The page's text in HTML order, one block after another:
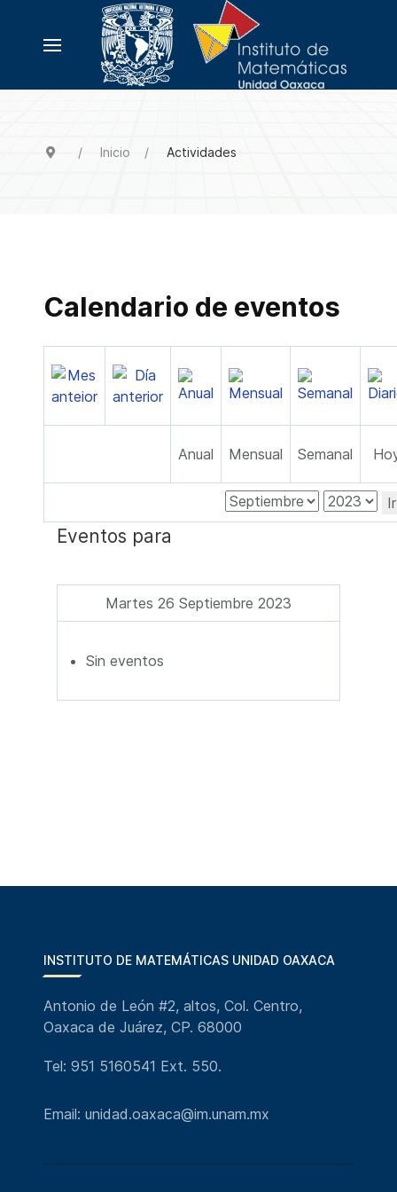
Inicio Actividades
Calendario de eventos
Anual Mensual Semanal
Eventos para
Martes 26 Septiembre 2023
Sin eventos
INSTITUTO DE MATEMÁTICAS UNIDAD OAXACA
Antonio de León #2, altos, Col. Centro,
Oaxaca de Juárez, CP. 68000
Tel: 951 5160541 Ext. 550.
Email: unidad.oaxaca@im.unam.mx